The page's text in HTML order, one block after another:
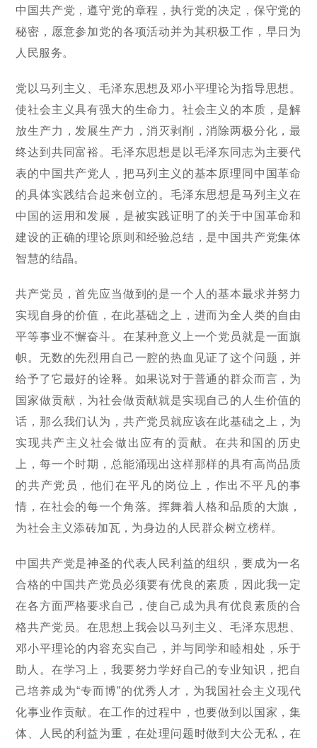
中国共产党，遵守党的章程，执行党的决定，保守党的
秘密，愿意参加党的各项活动并为其积极工作，早日为
人民服务。
党以马列主义、毛泽东思想及邓小平理论为指导思想。
使社会主义具有强大的生命力。社会主义的本质，是解
放生产力，发展生产力，消灭剥削，消除两极分化，最
终达到共同富裕。毛泽东思想是以毛泽东同志为主要代
表的中国共产党人，把马列主义的基本原理同中国革命
的具体实践结合起来创立的。毛泽东思想是马列主义在
中国的运用和发展，是被实践证明了的关于中国革命和
建设的正确的理论原则和经验总结，是中国共产党集体
智慧的结晶。
共产党员，首先应当做到的是一个人的基本最求并努力
实现自身的价值，在此基础之上，进而为全人类的自由
平等事业不懈奋斗。在某种意义上一个党员就是一面旗
帜。无数的先烈用自己一腔的热血见证了这个问题，并
给予了它最好的诠释。如果说对于普通的群众而言，为
国家做贡献，为社会做贡献就是实现自己的人生价值的
话，那么我们认为，共产党员就应该在此基础之上，为
实现共产主义社会做出应有的贡献。在共和国的历史
上，每一个时期，总能涌现出这样那样的具有高尚品质
的共产党员，他们在平凡的岗位上，作出不平凡的事
情，在社会的每一个角落。挥舞着人格和品质的大旗，
为社会主义添砖加瓦，为身边的人民群众树立榜样。
中国共产党是神圣的代表人民利益的组织，要成为一名
合格的中国共产党员必须要有优良的素质，因此我一定
在各方面严格要求自己，使自己成为具有优良素质的合
格共产党员。在思想上我会以马列主义、毛泽东思想、
邓小平理论的内容充实自己，并与同学和睦相处，乐于
助人。在学习上，我要努力学好自己的专业知识，把自
己培养成为“专而博”的优秀人才，为我国社会主义现代
化事业作贡献。在工作的过程中，也要做到以国家，集
体、人民的利益为重，在处理问题时做到大公无私，在